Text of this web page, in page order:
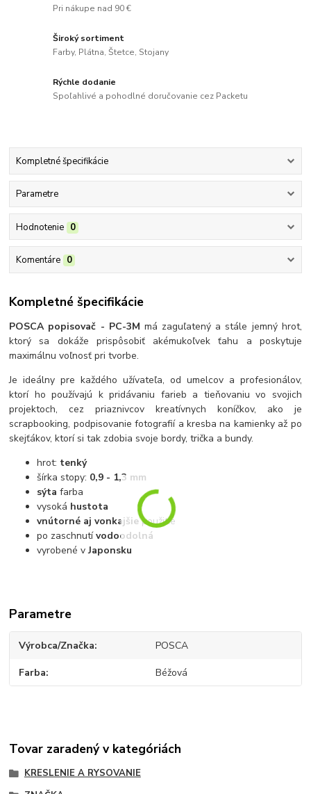
Pri nákupe nad 90 €
Široký sortiment
Farby, Plátna, Štetce, Stojany
Rýchle dodanie
Spoľahlivé a pohodlné doručovanie cez Packetu
Kompletné špecifikácie
Parametre
Hodnotenie 0
Komentáre 0
Kompletné špecifikácie
POSCA popisovač - PC-3M má zaguľatený a stále jemný hrot,
ktorý sa dokáže prispôsobiť akémukoľvek ťahu a poskytuje
maximálnu voľnosť pri tvorbe.
Je ideálny pre každého užívateľa, od umelcov a profesionálov,
ktorí ho používajú k pridávaniu farieb a tieňovaniu vo svojich
projektoch, cez priaznivcov kreatívnych koníčkov, ako je
scrapbooking, podpisovanie fotografií a kresba na kamienky až po
skejťákov, ktorí si tak zdobia svoje bordy, trička a bundy.
hrot: tenký
šírka stopy: 0,9 - 1,3 mm
sýtafarba
vysoká hustota
vnútorné aj vonkajšiepoužitie
po zaschnutívodoodolná
vyrobené vJaponsku
Parametre
Výrobca/Značka POSCA
Farba Béžová
Tovar zaradený v kategóriách
KRESLENIE A RYSOVANIE